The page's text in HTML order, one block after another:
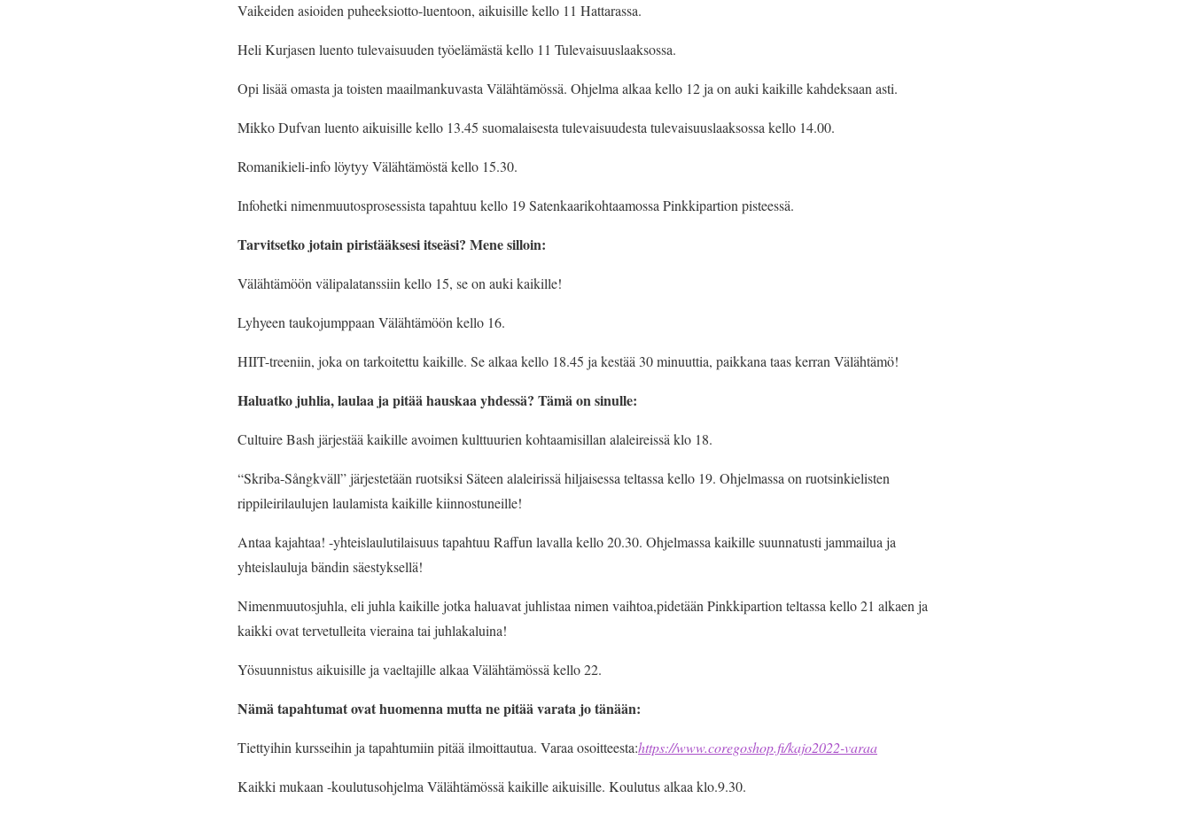
Vaikeiden asioiden puheeksiotto-luentoon, aikuisille kello 11 Hattarassa.
Heli Kurjasen luento tulevaisuuden työelämästä kello 11 Tulevaisuuslaaksossa.
Opi lisää omasta ja toisten maailmankuvasta Välähtämössä. Ohjelma alkaa kello 12 ja on auki kaikille kahdeksaan asti.
Mikko Dufvan luento aikuisille kello 13.45 suomalaisesta tulevaisuudesta tulevaisuuslaaksossa kello 14.00.
Romanikieli-info löytyy Välähtämöstä kello 15.30.
Infohetki nimenmuutosprosessista tapahtuu kello 19 Satenkaarikohtaamossa Pinkkipartion pisteessä.
Tarvitsetko jotain piristääksesi itseäsi? Mene silloin:
Välähtämöön välipalatanssiin kello 15, se on auki kaikille!
Lyhyeen taukojumppaan Välähtämöön kello 16.
HIIT-treeniin, joka on tarkoitettu kaikille. Se alkaa kello 18.45 ja kestää 30 minuuttia, paikkana taas kerran Välähtämö!
Haluatko juhlia, laulaa ja pitää hauskaa yhdessä? Tämä on sinulle:
Cultuire Bash järjestää kaikille avoimen kulttuurien kohtaamisillan alaleireissä klo 18.
“Skriba-Sångkväll” järjestetään ruotsiksi Säteen alaleirissä hiljaisessa teltassa kello 19. Ohjelmassa on ruotsinkielisten
rippileirilaulujen laulamista kaikille kiinnostuneille!
Antaa kajahtaa! -yhteislaulutilaisuus tapahtuu Raffun lavalla kello 20.30. Ohjelmassa kaikille suunnatusti jammailua ja
yhteislauluja bändin säestyksellä!
Nimenmuutosjuhla, eli juhla kaikille jotka haluavat juhlistaa nimen vaihtoa,pidetään Pinkkipartion teltassa kello 21 alkaen ja
kaikki ovat tervetulleita vieraina tai juhlakaluina!
Yösuunnistus aikuisille ja vaeltajille alkaa Välähtämössä kello 22.
Nämä tapahtumat ovat huomenna mutta ne pitää varata jo tänään:
Tiettyihin kursseihin ja tapahtumiin pitää ilmoittautua. Varaa osoitteesta:https://www.coregoshop.fi/kajo2022-varaa
Kaikki mukaan -koulutusohjelma Välähtämössä kaikille aikuisille. Koulutus alkaa klo.9.30.